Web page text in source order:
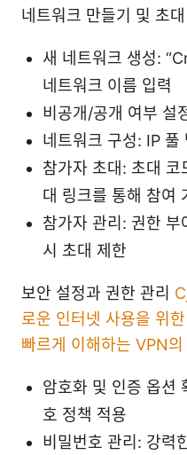
네트워크 만들기 및 초
새 네트워크 생성:
네트워크 이름 입력
비공개/공개 여부 설
네트워크 구성: IP 풀
참가자 초대: 초대
대 링크를 통해 참여
참가자 관리: 권한
시 초대 제한
보안 설정과 권한 관리
로운 인터넷 사용을 위
빠르게 이해하는 VPN의
암호화 및 인증 옵션
호 정책 적용
비밀번호 관리: 강력